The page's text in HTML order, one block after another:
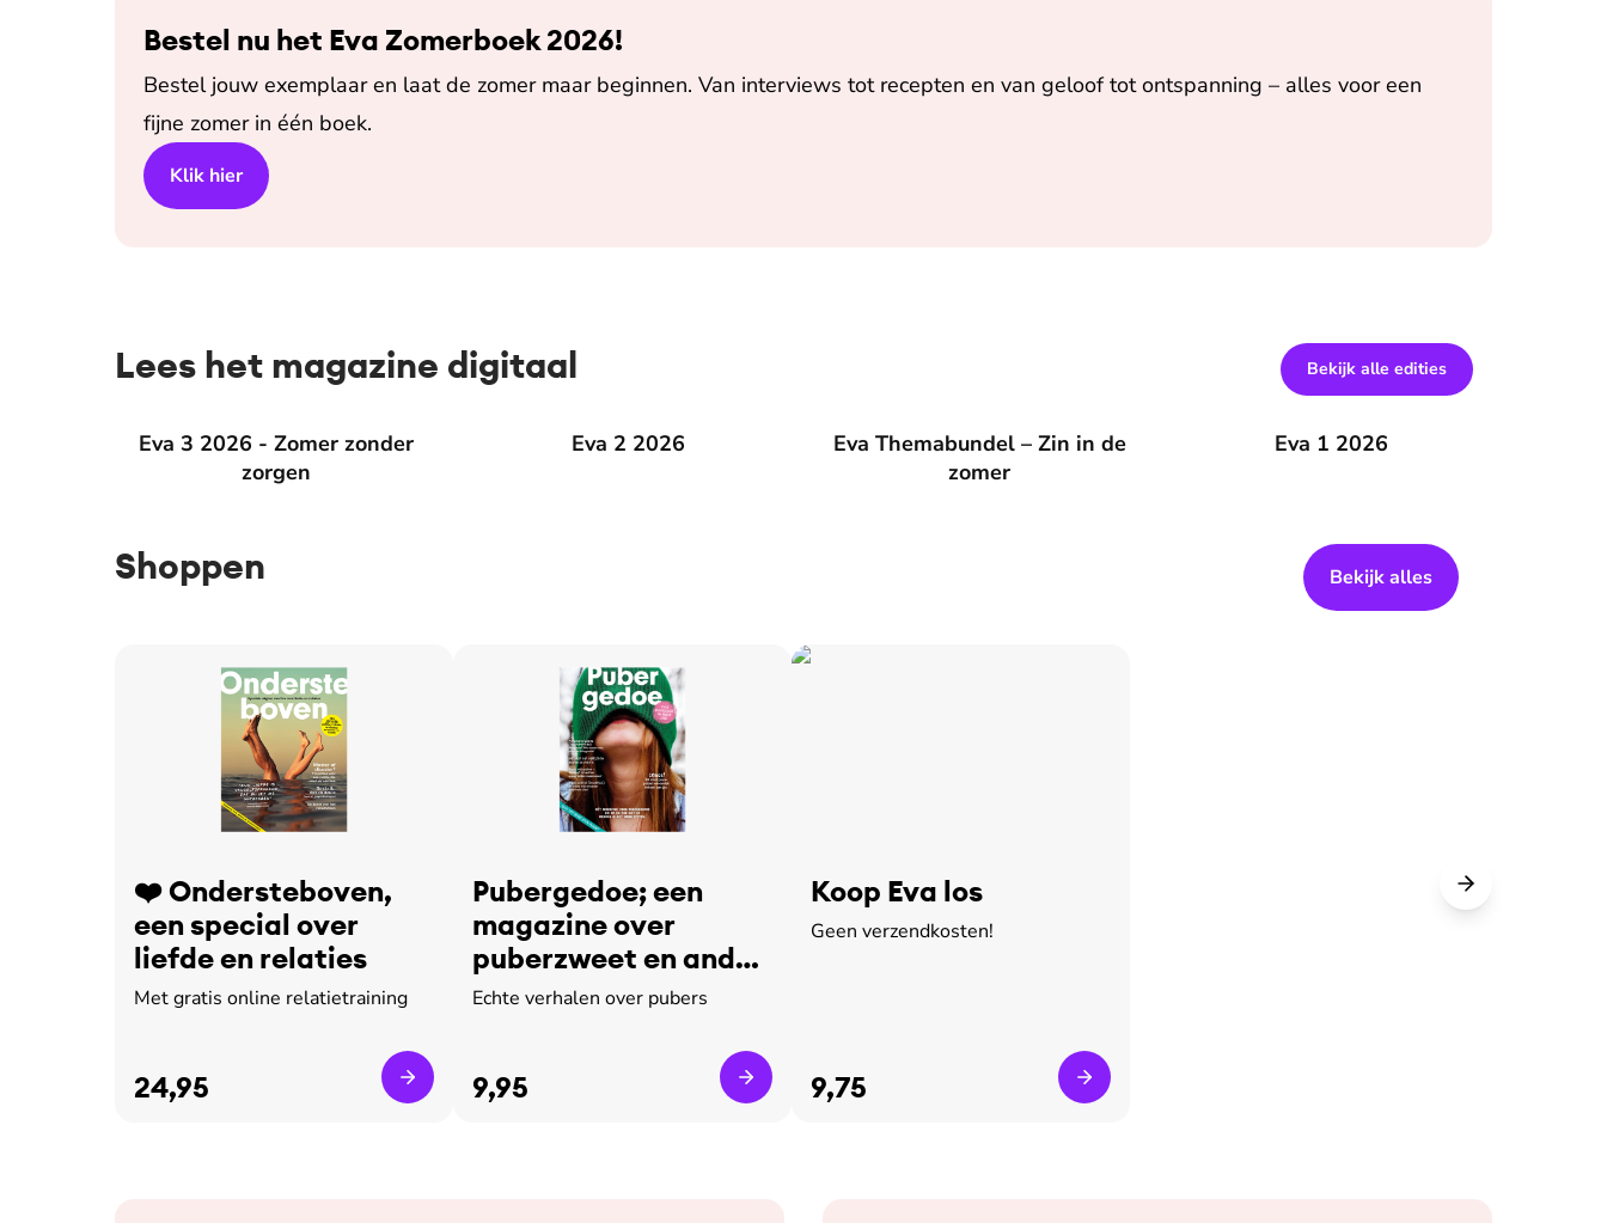
Bestel nu het Eva Zomerboek 2026!
Bestel jouw exemplaar en laat de zomer maar beginnen. Van interviews tot recepten en van geloof tot ontspanning – alles voor een
fijne zomer in één boek.
Klik hier
Lees het magazine digitaal Bekijk alle edities
Eva 3 2026 - Zomer zonder
zorgen
Eva 3 2026 - Zomer zonder zorgen Eva 2 2026
Eva Themabundel – Zin in de
zomer
Eva Themabundel – Zin in de zomer Eva 1 2026
Shoppen Bekijk alles
❤️ Ondersteboven,
een special over
liefde en relaties
Met gratis online relatietraining
24,95
Pubergedoe; een
magazine over
puberzweet en ander
leed
Echte verhalen over pubers
9,95
Koop Eva los
Geen verzendkosten!
9,75